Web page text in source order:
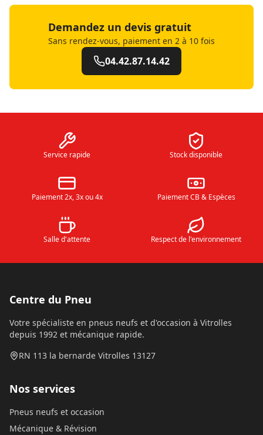
Demandez un devis gratuit
Sans rendez-vous, paiement en 2 à 10 fois
04.42.87.14.42
Service rapide Stock disponible
Paiement 2x, 3x ou 4x Paiement CB & Espèces
Salle d'attente Respect de l'environnement
Centre du Pneu
Votre spécialiste en pneus neufs et d'occasion à Vitrolles
depuis 1992 et mécanique rapide.
RN 113 la bernarde Vitrolles 13127
Nos services
Pneus neufs et occasion
Mécanique & Révision